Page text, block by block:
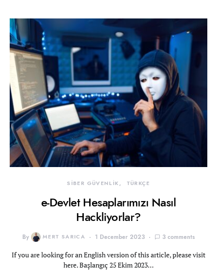
SİBER GÜVENLİK TÜRKÇE
e-Devlet Hesaplarımızı Nasıl
Hackliyorlar?
By MERT SARICA 1 December 2023 3 comments
If you are looking for an English version of this article, please visit
here. Başlangıç 25 Ekim 2023…